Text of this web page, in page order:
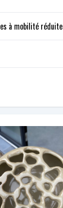
à mobilité réduite